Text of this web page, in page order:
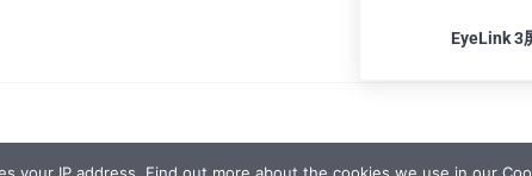
EyeLink 3